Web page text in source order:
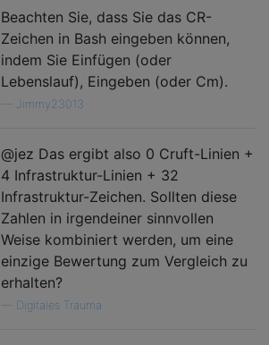
Beachten Sie, dass Sie das CR-
Zeichen in Bash eingeben können,
indem Sie Einfügen (oder
Lebenslauf), Eingeben (oder Cm).
Jimmy23013
@jez Das ergibt also 0 Cruft-Linien +
4 Infrastruktur-Linien + 32
Infrastruktur-Zeichen. Sollten diese
Zahlen in irgendeiner sinnvollen
Weise kombiniert werden, um eine
einzige Bewertung zum Vergleich zu
erhalten?
Digitales Trauma